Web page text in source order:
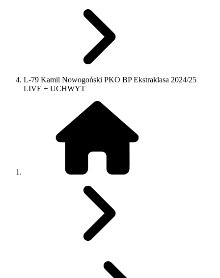
L-79 Kamil Nowogoński PKO BP Ekstraklasa 2024/25
LIVE + UCHWYT